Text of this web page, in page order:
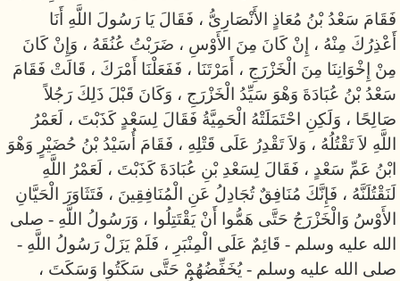
فَقَامَ سَعْدُ بْنُ مُعَاذٍ الأَنْصَارِىُّ ، فَقَالَ يَا رَسُولَ اللَّهِ أَنَا
أَعْذِرُكَ مِنْهُ ، إِنْ كَانَ مِنَ الأَوْسِ ، ضَرَبْتُ عُنُقَهُ ، وَإِنْ كَانَ
مِنْ إِخْوَانِنَا مِنَ الْخَزْرَجِ ، أَمَرْتَنَا ، فَفَعَلْنَا أَمْرَكَ ، قَالَتْ فَقَامَ
سَعْدُ بْنُ عُبَادَةَ وَهْوَ سَيِّدُ الْخَزْرَجِ ، وَكَانَ قَبْلَ ذَلِكَ رَجُلاً
صَالِحًا ، وَلَكِنِ احْتَمَلَتْهُ الْحَمِيَّةُ فَقَالَ لِسَعْدٍ كَذَبْتَ ، لَعَمْرُ
اللَّهِ لاَ تَقْتُلُهُ ، وَلاَ تَقْدِرُ عَلَى قَتْلِهِ ، فَقَامَ أُسَيْدُ بْنُ حُضَيْرٍ وَهْوَ
ابْنُ عَمِّ سَعْدٍ ، فَقَالَ لِسَعْدِ بْنِ عُبَادَةَ كَذَبْتَ ، لَعَمْرُ اللَّهِ
لَنَقْتُلَنَّهُ ، فَإِنَّكَ مُنَافِقٌ تُجَادِلُ عَنِ الْمُنَافِقِينَ ، فَتَثَاوَرَ الْحَيَّانِ
الأَوْسُ وَالْخَزْرَجُ حَتَّى هَمُّوا أَنْ يَقْتَتِلُوا ، وَرَسُولُ اللَّهِ - صلى
الله عليه وسلم - قَائِمٌ عَلَى الْمِنْبَرِ ، فَلَمْ يَزَلْ رَسُولُ اللَّهِ -
صلى الله عليه وسلم - يُخَفِّضُهُمْ حَتَّى سَكَتُوا وَسَكَتَ ،